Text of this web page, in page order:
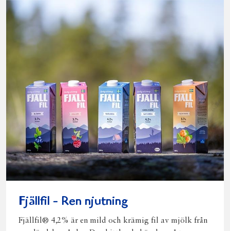
Fjällfil - Ren njutning
Fjällfil® 4,2% är en mild och krämig fil av mjölk från